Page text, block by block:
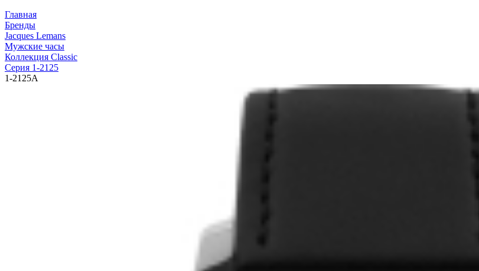
Главная
Бренды
Jacques Lemans
Мужские часы
Коллекция Classic
Серия 1-2125
1-2125A